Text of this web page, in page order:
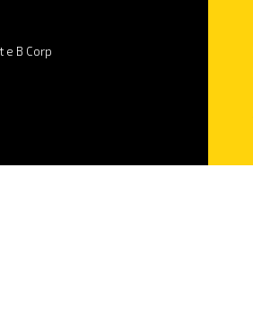
e B Corp